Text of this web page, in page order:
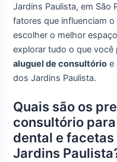
Jardins Paulista, em São
fatores que influenciam
escolher o melhor
explorar tudo o que
aluguel de consultório e
dos Jardins Paulista.
Quais são os
consultório
dental e
Jardins